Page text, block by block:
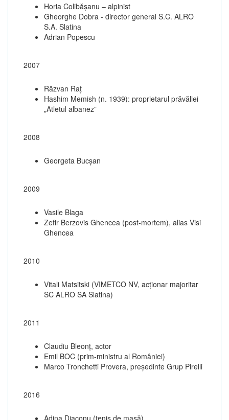
Horia Colibășanu – alpinist
Gheorghe Dobra - director general S.C. ALRO
S.A. Slatina
Adrian Popescu
2007
Răzvan Raț
Hashim Memish (n. 1939): proprietarul prăvăliei
„Atletul albanez”
2008
Georgeta Bucșan
2009
Vasile Blaga
Zefir Berzovis Ghencea (post-mortem), alias Visi
Ghencea
2010
Vitali Matsitski (VIMETCO NV, acționar majoritar
SC ALRO SA Slatina)
2011
Claudiu Bleonț, actor
Emil BOC (prim-ministru al României)
Marco Tronchetti Provera, președinte Grup Pirelli
2016
Adina Diaconu (tenis de masă)